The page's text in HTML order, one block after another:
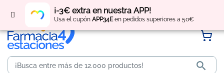
¡-3€ extra en nuestra APP!
Usa el cupón APP34Een pedidos superiores a 50€
Regístratey obtén puntos por tus compras
